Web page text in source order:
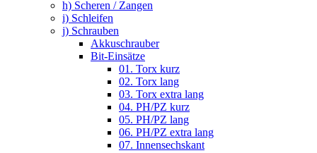
h) Scheren / Zangen
i) Schleifen
j) Schrauben
Akkuschrauber
Bit-Einsätze
01. Torx kurz
02. Torx lang
03. Torx extra lang
04. PH/PZ kurz
05. PH/PZ lang
06. PH/PZ extra lang
07. Innensechskant